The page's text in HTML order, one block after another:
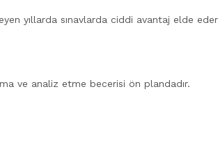
yıllarda sınavlarda ciddi avantaj elde
ve analiz etme becerisi ön plandadır.